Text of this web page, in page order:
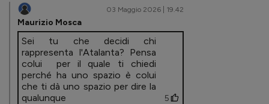
Maurizio Mosca
03 Maggio 2026 | 19.42
Sei tu che decidi chi
rappresenta l'Atalanta? Pensa
colui per il quale ti chiedi
perché ha uno spazio è colui
che ti dà uno spazio per dire la
qualunque
5